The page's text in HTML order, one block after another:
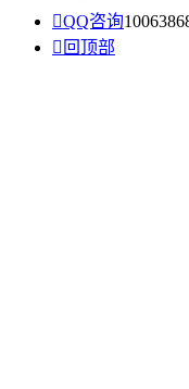
QQ咨询
 回顶部